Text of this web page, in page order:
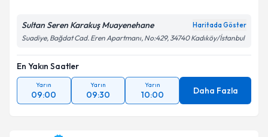
Sultan Seren Karakuş Muayenehane Haritada Göster
Suadiye, Bağdat Cad. Eren Apartmanı, No:429, 34740 Kadıköy/İstanbul
En Yakın Saatler
Yarın
09:00
Yarın
09:30
Yarın
10:00 Daha Fazla